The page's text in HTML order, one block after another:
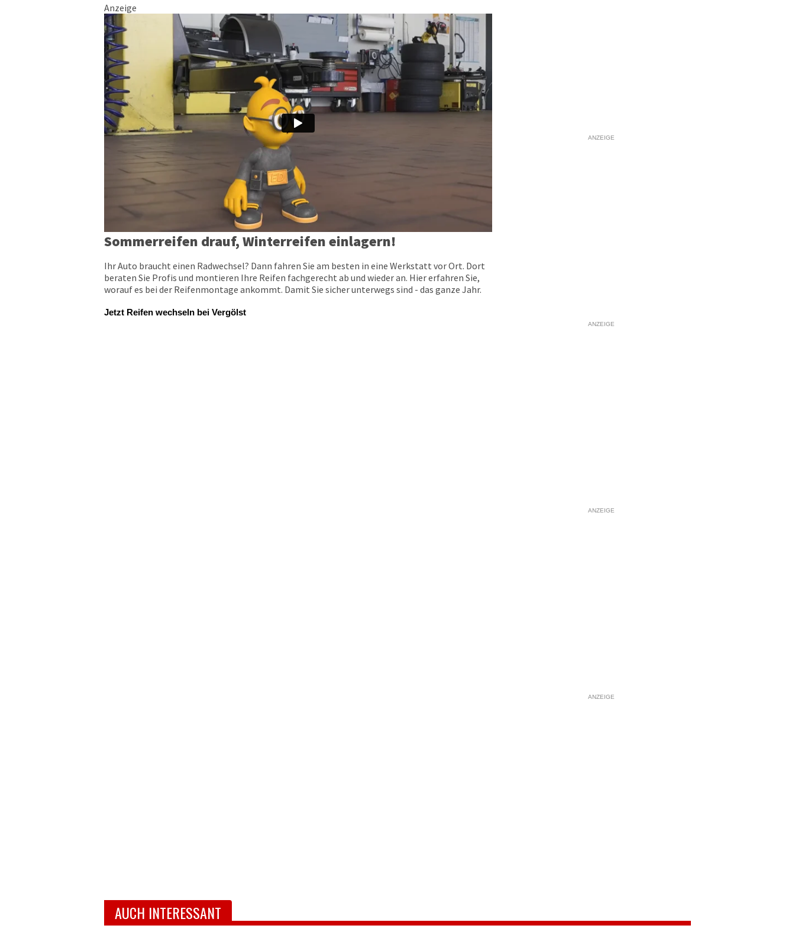
Anzeige
Sommerreifen drauf, Winterreifen einlagern!
Ihr Auto braucht einen Radwechsel? Dann fahren Sie am besten in eine Werkstatt vor Ort. Dort
beraten Sie Profis und montieren Ihre Reifen fachgerecht ab und wieder an. Hier erfahren Sie,
worauf es bei der Reifenmontage ankommt. Damit Sie sicher unterwegs sind - das ganze Jahr.
Jetzt Reifen wechseln bei Vergölst
ANZEIGE
ANZEIGE
ANZEIGE
ANZEIGE
AUCH INTERESSANT